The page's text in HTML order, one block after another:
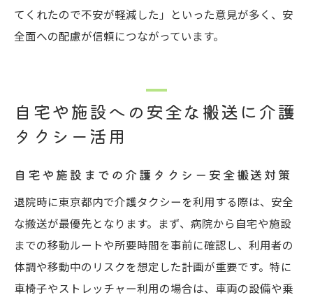
てくれたので不安が軽減した」といった意見が多く、安
全面への配慮が信頼につながっています。
自宅や施設への安全な搬送に介護
タクシー活用
自宅や施設までの介護タクシー安全搬送対策
退院時に東京都内で介護タクシーを利用する際は、安全
な搬送が最優先となります。まず、病院から自宅や施設
までの移動ルートや所要時間を事前に確認し、利用者の
体調や移動中のリスクを想定した計画が重要です。特に
車椅子やストレッチャー利用の場合は、車両の設備や乗